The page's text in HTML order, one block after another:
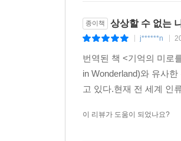
종이책 상상할 수 없는
j******n
번역된 책 <기억의 미로
in Wonderland)와 유사
고 있다.현재 전 세계 인
이 리뷰가 도움이 되었나요?